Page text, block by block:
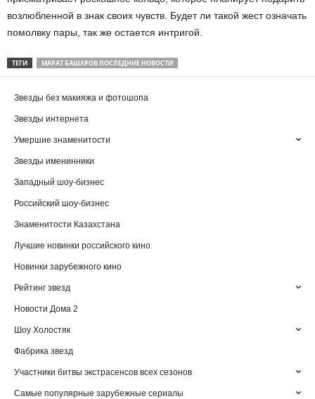
возлюбленной в знак своих чувств. Будет ли такой жест означать
помолвку пары, так же остается интригой.
ТЕГИ МАРАТ БАШАРОВ ПОСЛЕДНИЕ НОВОСТИ
Звезды без макияжа и фотошопа
Звезды интернета
Умершие знаменитости
Звезды именинники
Западный шоу-бизнес
Российский шоу-бизнес
Знаменитости Казахстана
Лучшие новинки российского кино
Новинки зарубежного кино
Рейтинг звезд
Новости Дома 2
Шоу Холостяк
Фабрика звезд
Участники битвы экстрасенсов всех сезонов
Самые популярные зарубежные сериалы